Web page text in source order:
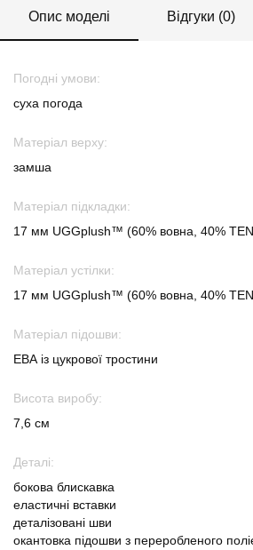
Опис моделі Відгуки (0)
Погодні умови:
суха погода
Матеріал верху:
замша
Матеріал підкладки:
17 мм UGGplush™ (60% вовна, 40%
Матеріал устілки:
17 мм UGGplush™ (60% вовна, 40%
Матеріал підошви:
ЕВА із цукрової тростини
Висота виробу:
7,6 см
Деталі:
бокова блискавка
еластичні вставки
деталізовані шви
окантовка підошви з переробленого